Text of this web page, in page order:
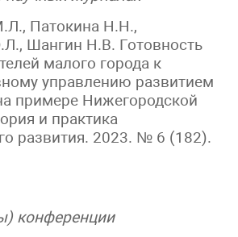
Патокина Н.Н.,
Шангин Н.В. Готовность
малого города к
управлению развитием
примере Нижегородской
и практика
развития. 2023. № 6 (182).
конференции